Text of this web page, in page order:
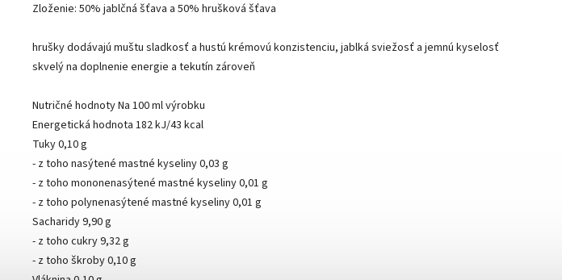
Zloženie: 50% jablčná šťava a 50% hrušková šťava
hrušky dodávajú muštu sladkosť a hustú krémovú konzistenciu, jablká sviežosť a jemnú kyselosť
skvelý na doplnenie energie a tekutín zároveň
Nutričné hodnoty Na 100 ml výrobku
Energetická hodnota 182 kJ/43 kcal
Tuky 0,10 g
- z toho nasýtené mastné kyseliny 0,03 g
- z toho mononenasýtené mastné kyseliny 0,01 g
- z toho polynenasýtené mastné kyseliny 0,01 g
Sacharidy 9,90 g
- z toho cukry 9,32 g
- z toho škroby 0,10 g